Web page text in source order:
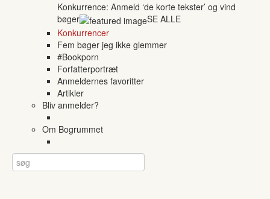
Konkurrence: Anmeld ‘de korte tekster’ og vind
bøger
SE ALLE
Konkurrencer
Fem bøger jeg ikke glemmer
#Bookporn
Forfatterportræt
Anmeldernes favoritter
Artikler
Bliv anmelder?
Om Bogrummet